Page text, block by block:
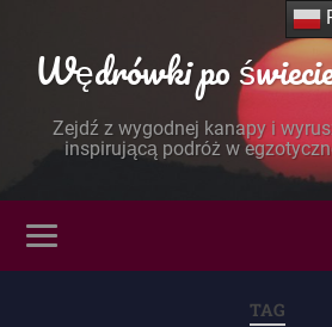
Wędrówki po
Zejdź z wygodnej kanapy i
inspirującą podróż w
TAG